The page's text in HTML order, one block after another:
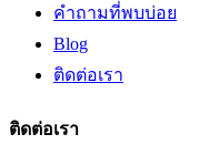
คำถามที่พบบ่อย
Blog
ติดต่อเรา
ติดต่อเรา